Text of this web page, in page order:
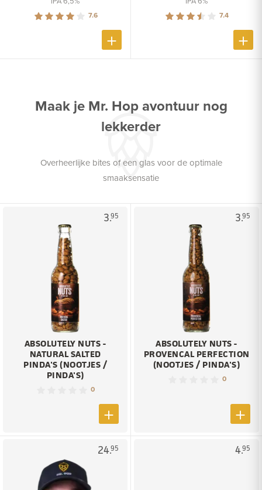
7.6 7.4
Maak je Mr. Hop avontuur nog
lekkerder
Overheerlijke bites of een glas voor de optimale
smaaksensatie
3.95
ABSOLUTELY NUTS -
NATURAL SALTED
PINDA'S (NOOTJES /
PINDA'S)
0
3.95
ABSOLUTELY NUTS -
PROVENCAL PERFECTION
(NOOTJES / PINDA'S)
0
24.95 4.95